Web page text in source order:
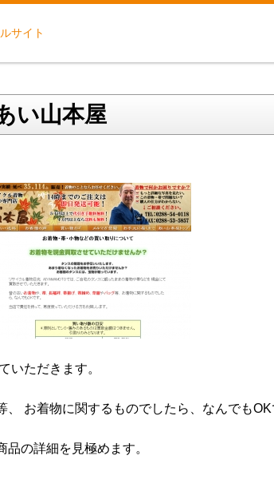
サイト
い山本屋
いただきます。
お着物に関するものでしたら、なんでもOK
の詳細を見極めます。